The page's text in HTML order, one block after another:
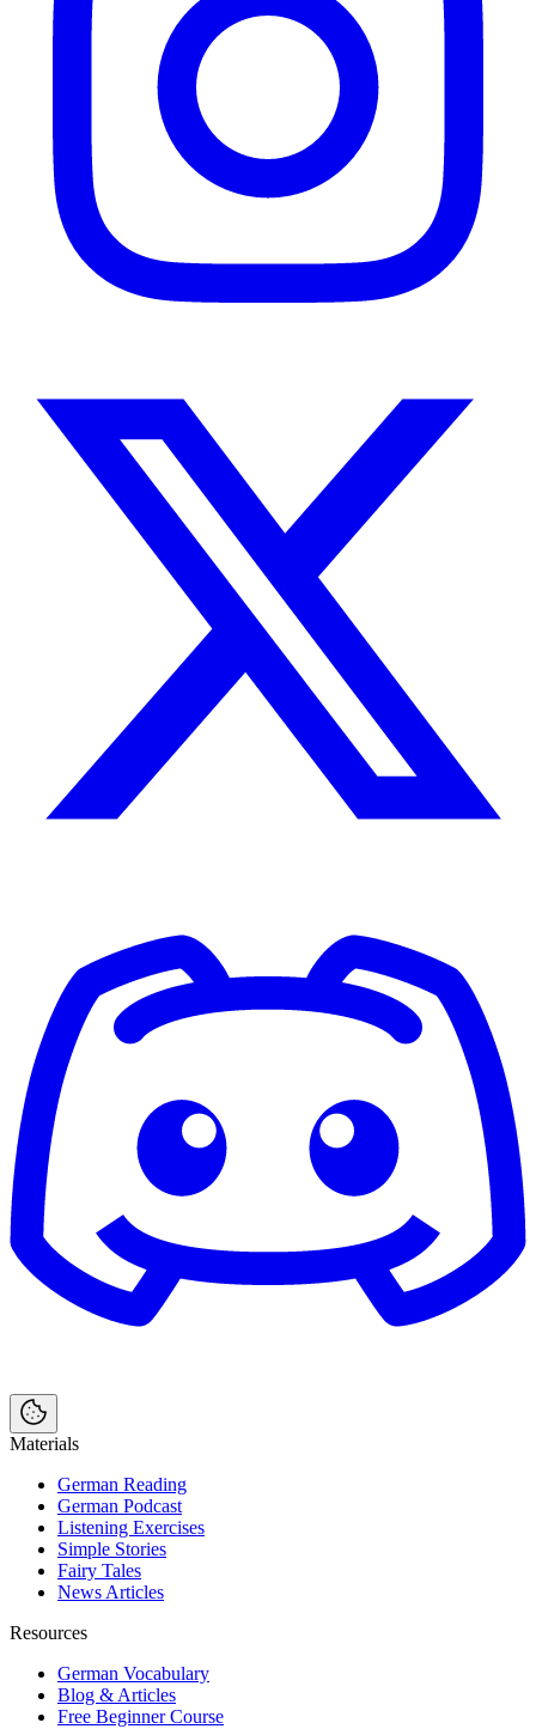
Materials
German Reading
German Podcast
Listening Exercises
Simple Stories
Fairy Tales
News Articles
Resources
German Vocabulary
Blog & Articles
Free Beginner Course